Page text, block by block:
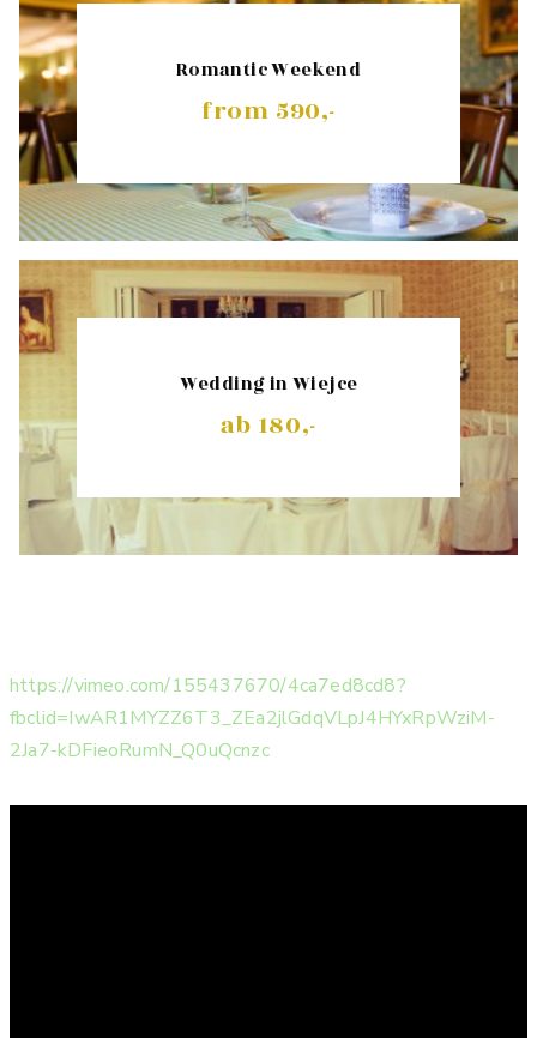
Romantic Weekend
from 590,-
Wedding in Wiejce
ab 180,-
https://vimeo.com/155437670/4ca7ed8cd8?
fbclid=IwAR1MYZZ6T3_ZEa2jlGdqVLpJ4HYxRpWziM-
2Ja7-kDFieoRumN_Q0uQcnzc